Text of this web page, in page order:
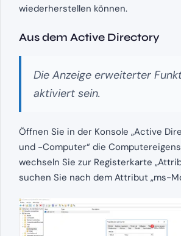
wiederherstellen können.
Aus dem Active Directory
Die Anzeige erweiterter
aktiviert sein.
Öffnen Sie in der Konsole „Active
und -Computer“ die
wechseln Sie zur Registerkarte
suchen Sie nach dem Attribut „ms-